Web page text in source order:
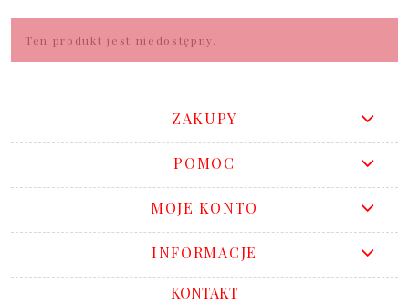
Ten produkt jest niedostępny.
ZAKUPY
POMOC
MOJE KONTO
INFORMACJE
KONTAKT